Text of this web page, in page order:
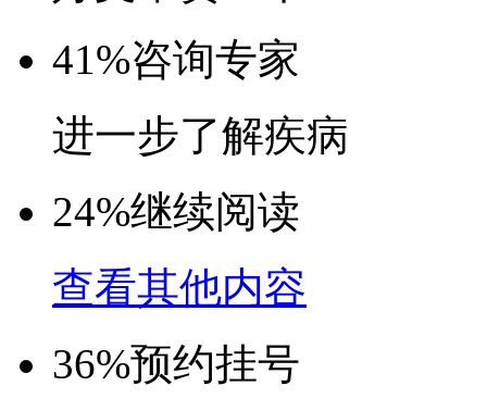
41%咨询专家
进一步了解疾病
24%继续阅读
查看其他内容
36%预约挂号